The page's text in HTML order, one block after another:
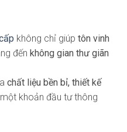
không chỉ giúp tôn vinh
đến không gian thư giãn
chất liệu bền bỉ, thiết kế
khoản đầu tư thông